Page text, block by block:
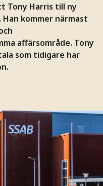
Tony Harris till ny
Han kommer närmast
affärsområde. Tony
som tidigare har